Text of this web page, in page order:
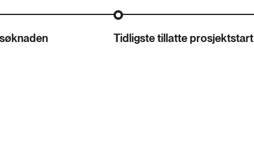
Tidligste tillatte prosjektstart